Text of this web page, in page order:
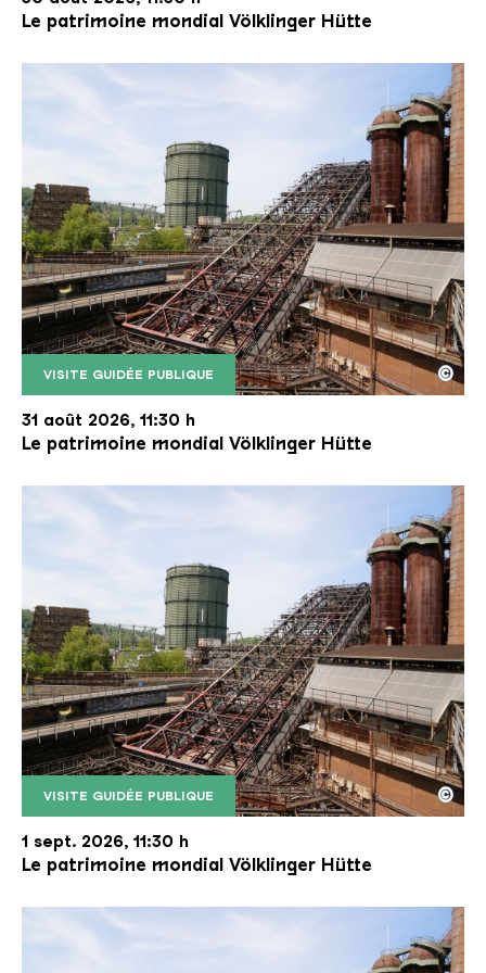
Le patrimoine mondial Völklinger Hütte
VISITE GUIDÉE PUBLIQUE
Le monte-charge incliné de la Völklinger Hütte
Copyright: Weltkulturerbe Völklinger Hütte | Karl
©
31 août 2026, 11:30 h
Le patrimoine mondial Völklinger Hütte
VISITE GUIDÉE PUBLIQUE
Le monte-charge incliné de la Völklinger Hütte
Copyright: Weltkulturerbe Völklinger Hütte | Karl
©
1 sept. 2026, 11:30 h
Le patrimoine mondial Völklinger Hütte